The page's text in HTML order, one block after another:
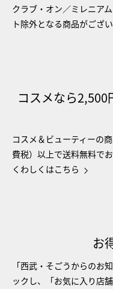
クラブ・オン／ミレニア
ト除外となる商品がござい
コスメなら
コスメ＆ビューティーの
費税）以上で送料無料で
くわしくはこちら
お
「西武・そごうからのお
ックし、「お気に入り店